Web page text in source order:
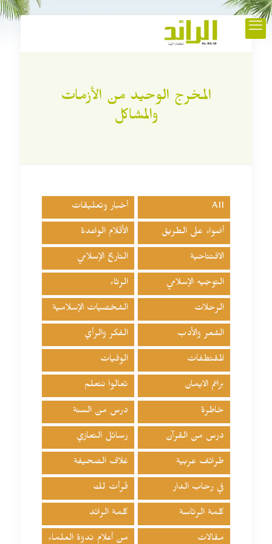
المخرج الوحيد من الأزمات
والمشاكل
All أخبار وتعليقات
أضواء على الطريق الأقلام الواعدة
الافتتاحية التاريخ الإسلامي
التوجيه الإسلامي الرثاء
الرحلات الشخصيات الإسلامية
الشعر والأدب الفكر والرأي
المقتطفات الوفيات
براعم الايمان تعالوا نتعلم
خاطرة درس من السنة
درس من القرآن رسائل التعازي
طرائف عربية غلاف الصحيفة
في رحاب الدار قرأت لك
كلمة الرئاسة كلمة الرائد
مقالات من أعلام ندوة العلماء